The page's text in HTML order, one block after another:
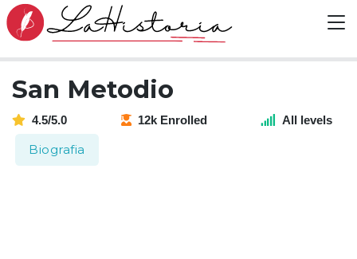
San Metodio
4.5/5.0 12k Enrolled All levels
Biografia